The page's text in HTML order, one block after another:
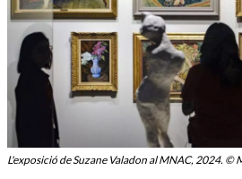
L'exposició de Suzane Valadon al MNAC, 2024. ©